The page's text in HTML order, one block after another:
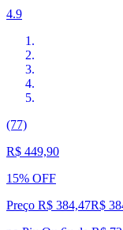
4.9
(77)
R$ 449,90
15% OFF
Preço R$ 384,47R$